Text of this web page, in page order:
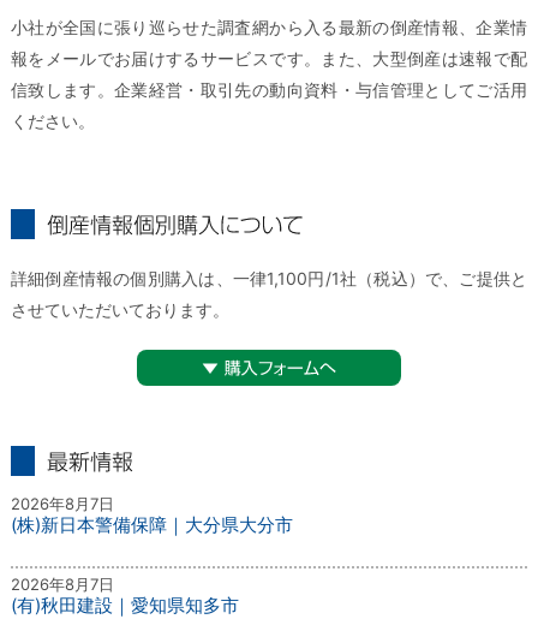
小社が全国に張り巡らせた調査網から入る最新の倒産情報、企業情
報をメールでお届けするサービスです。また、大型倒産は速報で配
信致します。企業経営・取引先の動向資料・与信管理としてご活用
ください。
詳細倒産情報の個別購入は、一律1,100円/1社（税込）で、ご提供と
させていただいております。
2026年8月7日
(株)新日本警備保障｜大分県大分市
2026年8月7日
(有)秋田建設｜愛知県知多市